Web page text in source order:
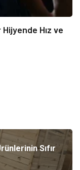
Hız ve
Sıfır